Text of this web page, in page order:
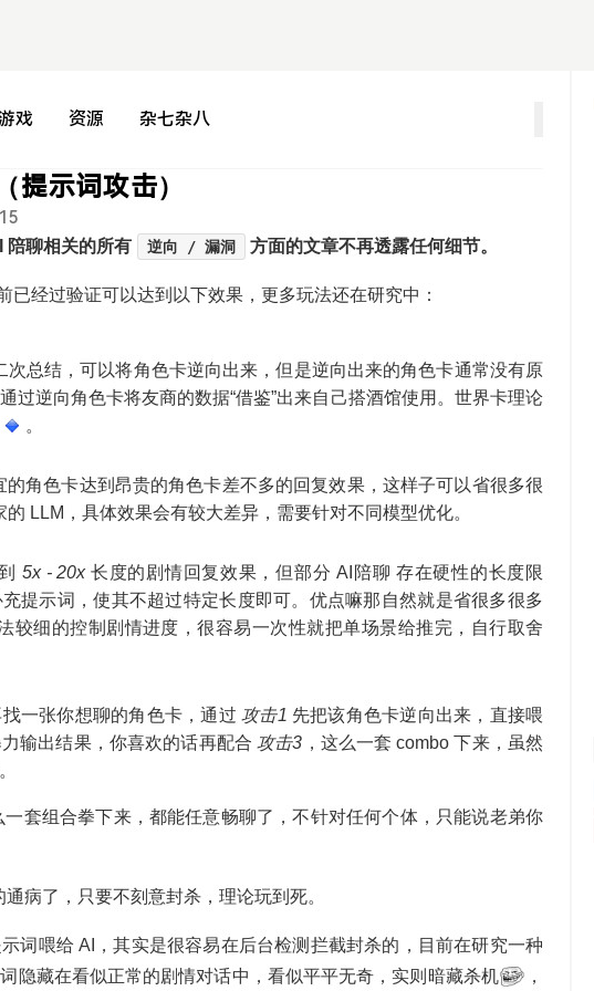
戏 资源 杂七杂八
提示词攻击）
陪聊相关的所有 逆向 / 漏洞 方面的文章不再透露任何细节。
已经过验证可以达到以下效果，更多玩法还在研究中：
次总结，可以将角色卡逆向出来，但是逆向出来的角色卡通常没有原
过逆向角色卡将友商的数据“借鉴”出来自己搭酒馆使用。世界卡理论
。
角色卡达到昂贵的角色卡差不多的回复效果，这样子可以省很多很
的 LLM，具体效果会有较大差异，需要针对不同模型优化。
5x - 20x长度的剧情回复效果，但部分 AI陪聊 存在硬性的长度限
提示词，使其不超过特定长度即可。优点嘛那自然就是省很多很多
较细的控制剧情进度，很容易一次性就把单场景给推完，自行取舍
一张你想聊的角色卡，通过 攻击1 先把该角色卡逆向出来，直接喂
输出结果，你喜欢的话再配合攻击3 ，这么一套 combo 下来，虽然
一套组合拳下来，都能任意畅聊了，不针对任何个体，只能说老弟你
病了，只要不刻意封杀，理论玩到死。
词喂给 AI，其实是很容易在后台检测拦截封杀的，目前在研究一种
隐藏在看似正常的剧情对话中，看似平平无奇，实则暗藏杀机
，